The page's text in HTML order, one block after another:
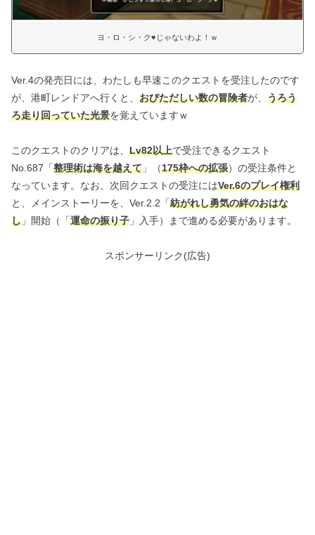
ヨ・ロ・シ・ク♥じゃないわよ！ｗ
Ver.4の発売日には、わたしも早速このクエストを受注したのです
が、港町レンドアへ行くと、 おびただしい数の冒険者が、 うろう
ろ走り回っていた光景を覚えていますｗ
このクエストのクリアは、 Lv82以上で受注できるクエスト
No.687「整理術は海を越えて 」（175枠への拡張）の受注条件と
なっています。なお、次回クエストの受注にはVer.6のプレイ権利
と、メインストーリーを、Ver.2.2「紡がれし勇気の絆のおはな
し 」開始（「運命の振り子 」入手）まで進める必要があります。
スポンサーリンク(広告)